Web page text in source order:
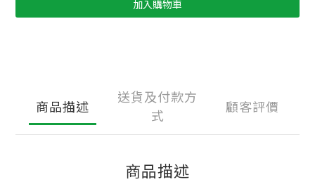
加入購物車
商品描述
送貨及付款方
式
顧客評價
商品描述